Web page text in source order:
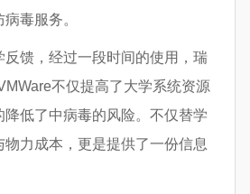
毒服务。
反馈，经过一段时间的使用，瑞
不仅提高了大学系统资源
低了中病毒的风险。不仅替学
力成本，更是提供了一份信息